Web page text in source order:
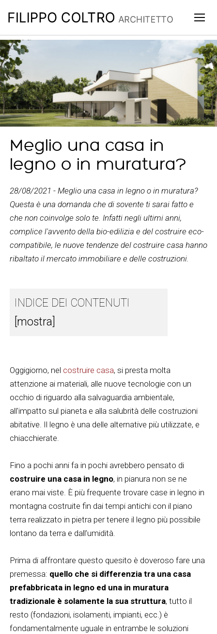
Meglio una casa in
legno o in muratura?
28/08/2021 - Meglio una casa in legno o in muratura?
Questa è una domanda che di sovente ti sarai fatto e
che non coinvolge solo te. Infatti negli ultimi anni,
complice l'avvento della bio-edilizia e del costruire eco-
compatibile, le nuove tendenze del costruire casa hanno
ribaltato il mercato immobiliare e delle costruzioni.
INDICE DEI CONTENUTI
[mostra]
Oggigiorno, nel costruire casa, si presta molta
attenzione ai materiali, alle nuove tecnologie con un
occhio di riguardo alla salvaguardia ambientale,
all'impatto sul pianeta e alla salubrità delle costruzioni
abitative. Il legno è una delle alternative più utilizzate, e
chiacchierate.
Fino a pochi anni fa in pochi avrebbero pensato di
costruire una casa in legno, in pianura non se ne
erano mai viste. È più frequente trovare case in legno in
montagna costruite fin dai tempi antichi con il piano
terra realizzato in pietra per tenere il legno più possibile
lontano da terra e dall’umidità.
Prima di affrontare questo quesito è doveroso fare una
premessa: quello che si differenzia tra una casa
prefabbricata in legno ed una in muratura
tradizionale è solamente la sua struttura, tutto il
resto (fondazioni, isolamenti, impianti, ecc.) è
fondamentalmente uguale in entrambe le soluzioni